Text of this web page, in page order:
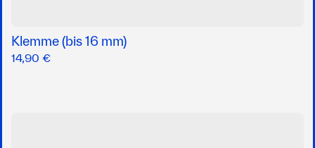
Klemme (bis 16 mm)
14,90 €